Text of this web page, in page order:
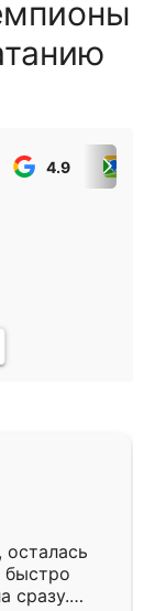
4.9
осталась
быстро
сразу.